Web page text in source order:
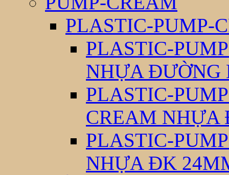
PLASTIC-PUMP-
PLASTIC-
NHỰA ĐƯỜNG
PLASTIC-
CREAM NHỰA
PLASTIC-
NHỰA ĐK